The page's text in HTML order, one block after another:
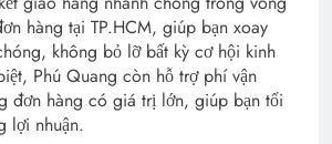
hàng tại TP.HCM, giúp bạn xoay
không bỏ lỡ bất kỳ cơ hội kinh
Phú Quang còn hỗ trợ phí vận
đơn hàng có giá trị lớn, giúp bạn tối
lợi nhuận.